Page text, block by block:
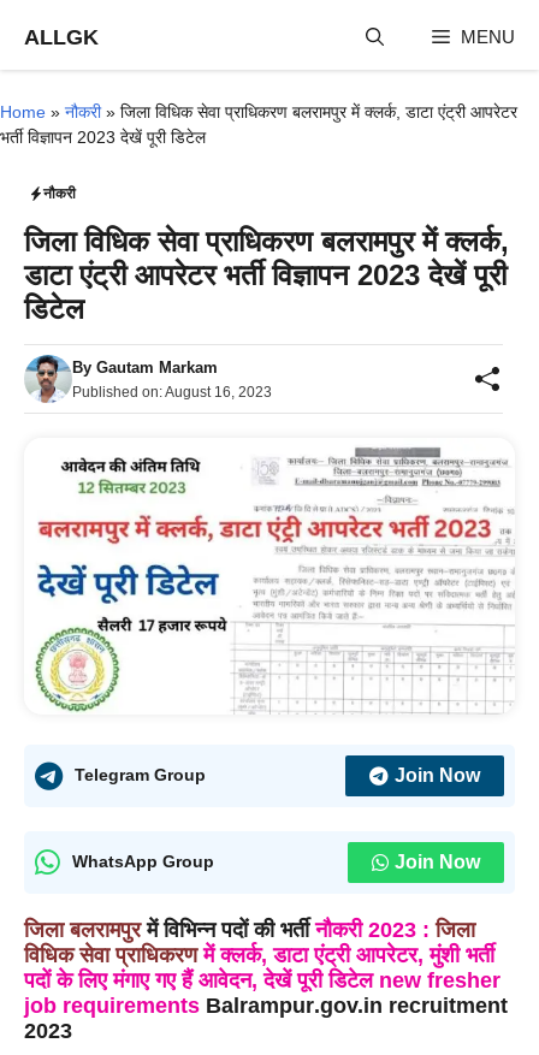
content
ALLGK MENU
Home » नौकरी» जिला विधिक सेवा प्राधिकरण बलरामपुर में क्लर्क, डाटा एंट्री आपरेटर
भर्ती विज्ञापन 2023 देखें पूरी डिटेल
नौकरी
जिला विधिक सेवा प्राधिकरण बलरामपुर में क्लर्क,
डाटा एंट्री आपरेटर भर्ती विज्ञापन 2023 देखें पूरी
डिटेल
By Gautam Markam
Published on:August 16, 2023
Telegram Group Join Now
WhatsApp Group Join Now
जिलाबलरामपुर में विभिन्न पदों की भर्तीनौकरी2023 :जिला
विधिक सेवा प्राधिकरण में क्लर्क, डाटा एंट्री आपरेटर, मुंशी भर्ती
पदों के लिए मंगाए गए हैं आवेदन, देखें पूरी डिटेल new fresher
job requirements Balrampur.gov.in recruitment
2023